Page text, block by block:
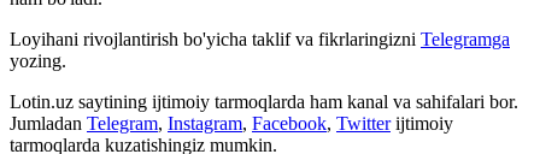
Loyihani rivojlantirish bo'yicha taklif va fikrlaringizni Telegramga
yozing.
Lotin.uz saytining ijtimoiy tarmoqlarda ham kanal va sahifalari bor.
Jumladan Telegram, Instagram, Facebook, Twitter ijtimoiy
tarmoqlarda kuzatishingiz mumkin.